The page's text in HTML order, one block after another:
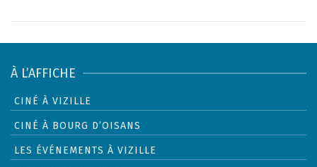
À L’AFFICHE
CINÉ À VIZILLE
CINÉ À BOURG D’OISANS
LES ÉVÉNEMENTS À VIZILLE